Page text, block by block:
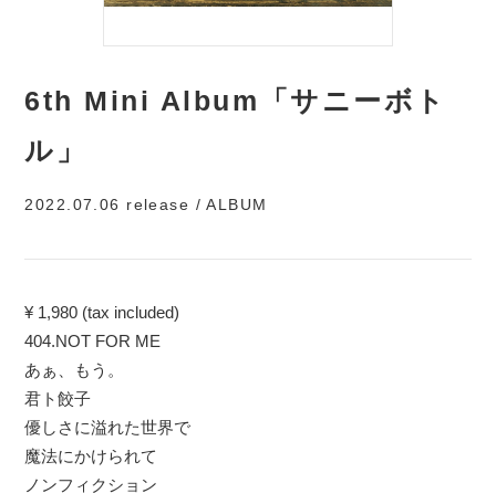
6th Mini Album「サニーボト
ル」
2022.07.06 release / ALBUM
¥ 1,980 (tax included)
404.NOT FOR ME
あぁ、もう。
君ト餃子
優しさに溢れた世界で
魔法にかけられて
ノンフィクション